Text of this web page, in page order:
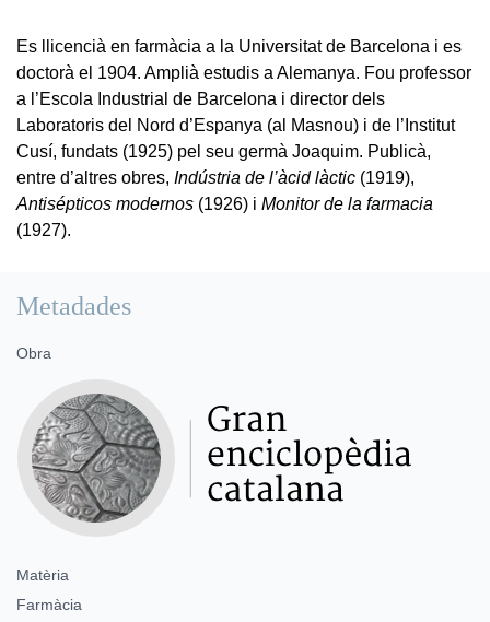
Es llicencià en farmàcia a la Universitat de Barcelona i es
doctorà el 1904. Amplià estudis a Alemanya. Fou professor
a l’Escola Industrial de Barcelona i director dels
Laboratoris del Nord d’Espanya (al Masnou) i de l’Institut
Cusí, fundats (1925) pel seu germà Joaquim. Publicà,
entre d’altres obres, Indústria de l’àcid làctic (1919),
Antisépticos modernos (1926) i Monitor de la farmacia
(1927).
Metadades
Obra
Matèria
Farmàcia